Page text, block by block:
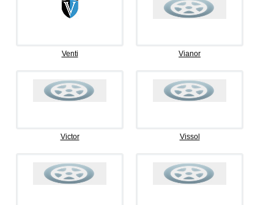
Venti Vianor
Victor Vissol